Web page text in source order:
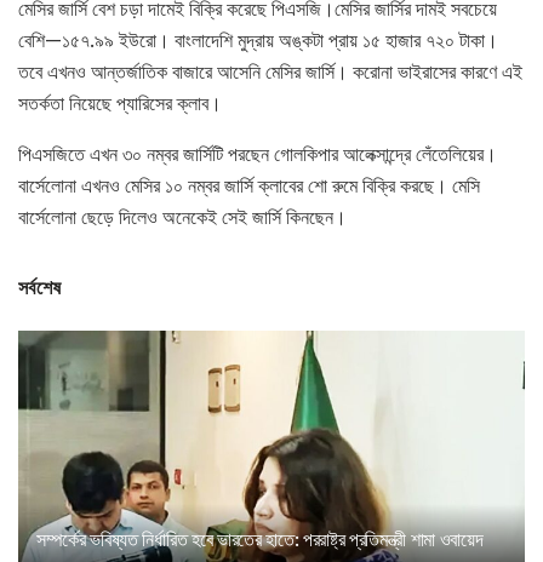
মেসির জার্সি বেশ চড়া দামেই বিক্রি করেছে পিএসজি।মেসির জার্সির দামই সবচেয়ে
বেশি—১৫৭.৯৯ ইউরো। বাংলাদেশি মুদ্রায় অঙ্কটা প্রায় ১৫ হাজার ৭২০ টাকা।
তবে এখনও আন্তর্জাতিক বাজারে আসেনি মেসির জার্সি। করোনা ভাইরাসের কারণে এই
সতর্কতা নিয়েছে প্যারিসের ক্লাব।
পিএসজিতে এখন ৩০ নম্বর জার্সিটি পরছেন গোলকিপার আলেক্সান্দ্রে লেঁতেলিয়ের।
বার্সেলোনা এখনও মেসির ১০ নম্বর জার্সি ক্লাবের শো রুমে বিক্রি করছে। মেসি
বার্সেলোনা ছেড়ে দিলেও অনেকেই সেই জার্সি কিনছেন।
সর্বশেষ
সম্পর্কের ভবিষ্যত নির্ধারিত হবে ভারতের হাতে: পররাষ্ট্র প্রতিমন্ত্রী শামা ওবায়েদ